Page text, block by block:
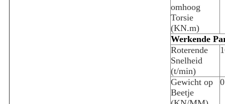
omhoog
Torsie
(KN.m)
Werkende
Roterende
Snelheid
(t/min)
Gewicht op
Beetje